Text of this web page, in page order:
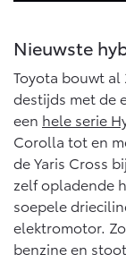
Vanaf € 89.986,-
Nieuwste
Toyota bouwt al
destijds met de
een hele serie
Corolla tot en
de Yaris Cross
zelf opladende
soepele
elektromotor.
benzine en